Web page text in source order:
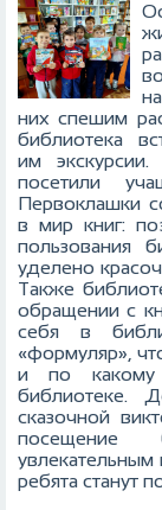
них спешим
библиотека
им
посетили
Первоклашки
в мир книг:
пользования
уделено
Также
обращении с
себя в
«формуляр»,
и по какому
библиотеке.
сказочной
посещение
увлекательным
ребята станут